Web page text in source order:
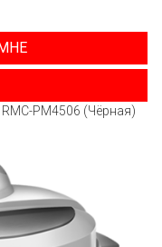
PM4506 (Чёрная)